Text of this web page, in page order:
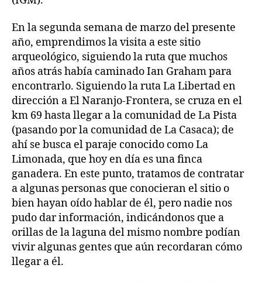
En la segunda semana de marzo del presente
año, emprendimos la visita a este sitio
arqueológico, siguiendo la ruta que muchos
años atrás había caminado Ian Graham para
encontrarlo. Siguiendo la ruta La Libertad en
dirección a El Naranjo-Frontera, se cruza en el
km 69 hasta llegar a la comunidad de La Pista
(pasando por la comunidad de La Casaca); de
ahí se busca el paraje conocido como La
Limonada, que hoy en día es una finca
ganadera. En este punto, tratamos de contratar
a algunas personas que conocieran el sitio o
bien hayan oído hablar de él, pero nadie nos
pudo dar información, indicándonos que a
orillas de la laguna del mismo nombre podían
vivir algunas gentes que aún recordaran cómo
llegar a él.